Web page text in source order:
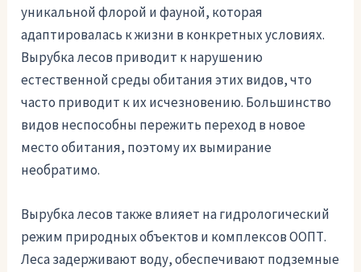
уникальной флорой и фауной, которая
адаптировалась к жизни в конкретных условиях.
Вырубка лесов приводит к нарушению
естественной среды обитания этих видов, что
часто приводит к их исчезновению. Большинство
видов неспособны пережить переход в новое
место обитания, поэтому их вымирание
необратимо.
Вырубка лесов также влияет на гидрологический
режим природных объектов и комплексов ООПТ.
Леса задерживают воду, обеспечивают подземные